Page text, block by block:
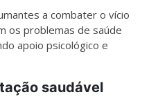
a combater o vício
os problemas de saúde
apoio psicológico e
saudável